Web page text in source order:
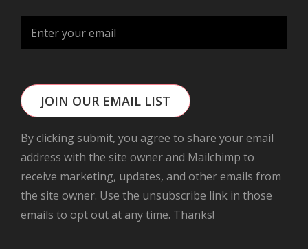
JOIN OUR EMAIL LIST
By clicking submit, you agree to share your email
address with the site owner and Mailchimp to
receive marketing, updates, and other emails from
the site owner. Use the unsubscribe link in those
emails to opt out at any time. Thanks!